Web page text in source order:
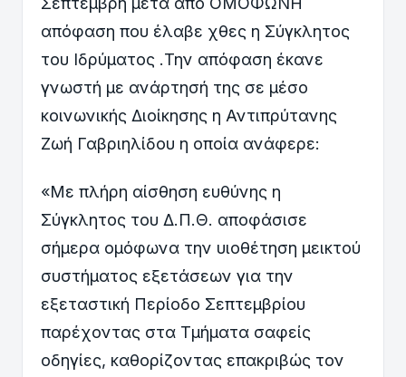
απόφαση που έλαβε χθες η Σύγκλητος
του Ιδρύματος .Την απόφαση έκανε
γνωστή με ανάρτησή της σε μέσο
κοινωνικής Διοίκησης η Αντιπρύτανης
Ζωή Γαβριηλίδου η οποία ανάφερε:
«Με πλήρη αίσθηση ευθύνης η
Σύγκλητος του Δ.Π.Θ. αποφάσισε
σήμερα ομόφωνα την υιοθέτηση μεικτού
συστήματος εξετάσεων για την
εξεταστική Περίοδο Σεπτεμβρίου
παρέχοντας στα Τμήματα σαφείς
οδηγίες, καθορίζοντας επακριβώς τον